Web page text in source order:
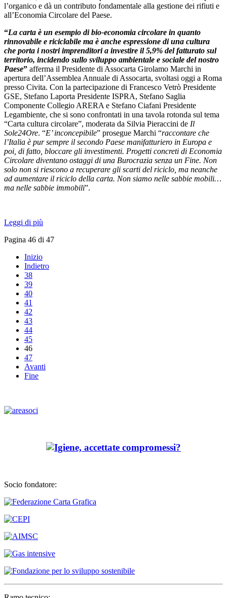
l’organico e dà un contributo fondamentale alla gestione dei rifiuti e
all’Economia Circolare del Paese.
“La carta è un esempio di bio-economia circolare in quanto
rinnovabile e riciclabile ma è anche espressione di una cultura
che porta i nostri imprenditori a investire il 5,9% del fatturato sul
territorio, incidendo sullo sviluppo ambientale e sociale del nostro
Paese” afferma il Presidente di Assocarta Girolamo Marchi in
apertura dell’Assemblea Annuale di Assocarta, svoltasi oggi a Roma
presso Civita. Con la partecipazione di Francesco Vetrò Presidente
GSE, Stefano Laporta Presidente ISPRA, Stefano Saglia
Componente Collegio ARERA e Stefano Ciafani Presidente
Legambiente, che si sono confrontati in una tavola rotonda sul tema
“Carta cultura circolare”, moderata da Silvia Pieraccini de Il
Sole24Ore. “E’ inconcepibile” prosegue Marchi “raccontare che
l’Italia è pur sempre il secondo Paese manifatturiero in Europa e
poi, di fatto, bloccare gli investimenti. Progetti concreti di Economia
Circolare diventano ostaggi di una Burocrazia senza un Fine. Non
solo non si riescono a recuperare gli scarti del riciclo, ma neanche
ad aumentare il riciclo della carta. Non siamo nelle sabbie mobili…
ma nelle sabbie immobili”.
Leggi di più
Pagina 46 di 47
Inizio
Indietro
38
39
40
41
42
43
44
45
46
47
Avanti
Fine
Socio fondatore: